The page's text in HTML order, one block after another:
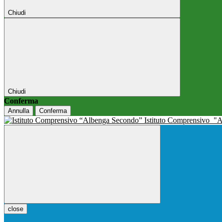
Chiudi
Chiudi
Conferma
Annulla Conferma
Istituto Comprensivo
close